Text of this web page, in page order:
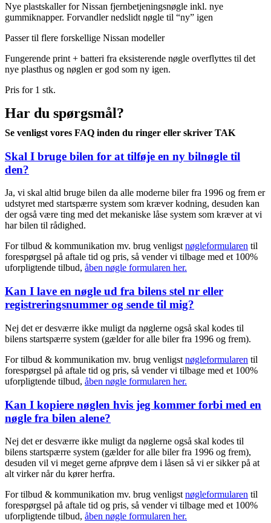
Nye plastskaller for Nissan fjernbetjeningsnøgle inkl. nye
gummiknapper. Forvandler nedslidt nøgle til “ny” igen
Passer til flere forskellige Nissan modeller
Fungerende print + batteri fra eksisterende nøgle overflyttes til det
nye plasthus og nøglen er god som ny igen.
Pris for 1 stk.
Har du spørgsmål?
Se venligst vores FAQ inden du ringer eller skriver TAK
Skal I bruge bilen for at tilføje en ny bilnøgle til
den?
Ja, vi skal altid bruge bilen da alle moderne biler fra 1996 og frem er
udstyret med startspærre system som kræver kodning, desuden kan
der også være ting med det mekaniske låse system som kræver at vi
har bilen til rådighed.
For tilbud & kommunikation mv. brug venligst nøgleformularen til
forespørgsel på aftale tid og pris, så vender vi tilbage med et 100%
uforpligtende tilbud, åben nøgle formularen her.
Kan I lave en nøgle ud fra bilens stel nr eller
registreringsnummer og sende til mig?
Nej det er desværre ikke muligt da nøglerne også skal kodes til
bilens startspærre system (gælder for alle biler fra 1996 og frem).
For tilbud & kommunikation mv. brug venligst nøgleformularen til
forespørgsel på aftale tid og pris, så vender vi tilbage med et 100%
uforpligtende tilbud, åben nøgle formularen her.
Kan I kopiere nøglen hvis jeg kommer forbi med en
nøgle fra bilen alene?
Nej det er desværre ikke muligt da nøglerne også skal kodes til
bilens startspærre system (gælder for alle biler fra 1996 og frem),
desuden vil vi meget gerne afprøve dem i låsen så vi er sikker på at
alt virker når du kører herfra.
For tilbud & kommunikation mv. brug venligst nøgleformularen til
forespørgsel på aftale tid og pris, så vender vi tilbage med et 100%
uforpligtende tilbud, åben nøgle formularen her.